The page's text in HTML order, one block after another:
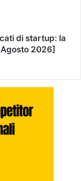
di startup: la
2026]